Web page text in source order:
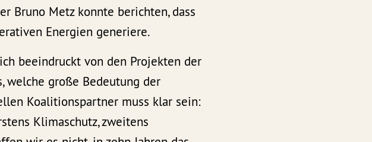
Bruno Metz konnte berichten, dass
Energien generiere.
beeindruckt von den Projekten der
welche große Bedeutung der
Koalitionspartner muss klar sein:
Klimaschutz, zweitens